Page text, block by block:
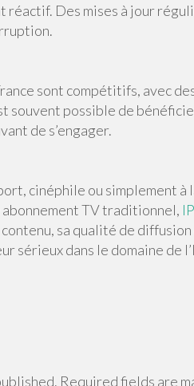
réactif. Des mises à jour
sont compétitifs, avec
souvent possible de
de s’engager.
cinéphile ou simplement à
TV traditionnel,
sa qualité de
sérieux dans le domaine de
Required fields are